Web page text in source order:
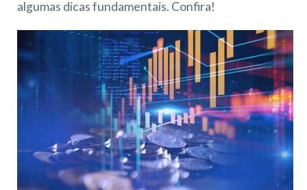
algumas dicas fundamentais. Confira!